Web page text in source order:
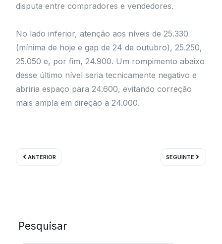
disputa entre compradores e vendedores.
No lado inferior, atenção aos níveis de 25.330
(mínima de hoje e gap de 24 de outubro), 25.250,
25.050 e, por fim, 24.900. Um rompimento abaixo
desse último nível seria tecnicamente negativo e
abriria espaço para 24.600, evitando correção
mais ampla em direção a 24.000.
ANTERIOR SEGUINTE
Próximo
Pesquisar
Pesquisar